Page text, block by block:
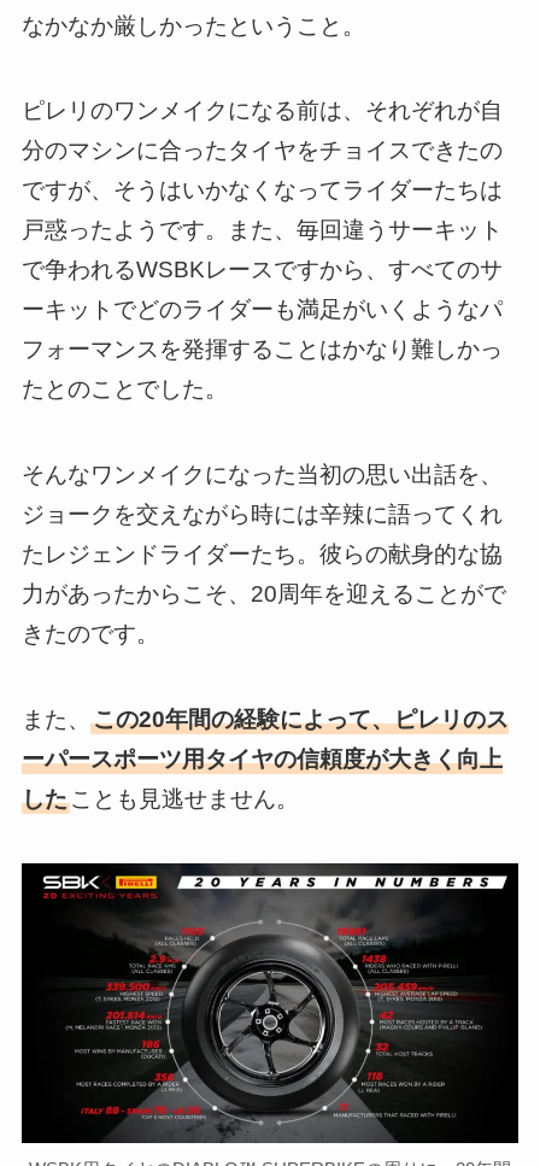
なかなか厳しかったということ。
ピレリのワンメイクになる前は、それぞれが自
分のマシンに合ったタイヤをチョイスできたの
ですが、そうはいかなくなってライダーたちは
戸惑ったようです。また、毎回違うサーキット
で争われるWSBKレースですから、すべてのサ
ーキットでどのライダーも満足がいくようなパ
フォーマンスを発揮することはかなり難しかっ
たとのことでした。
そんなワンメイクになった当初の思い出話を、
ジョークを交えながら時には辛辣に語ってくれ
たレジェンドライダーたち。彼らの献身的な協
力があったからこそ、20周年を迎えることがで
きたのです。
また、 この20年間の経験によって、ピレリのス
ーパースポーツ用タイヤの信頼度が大きく向上
したことも見逃せません。